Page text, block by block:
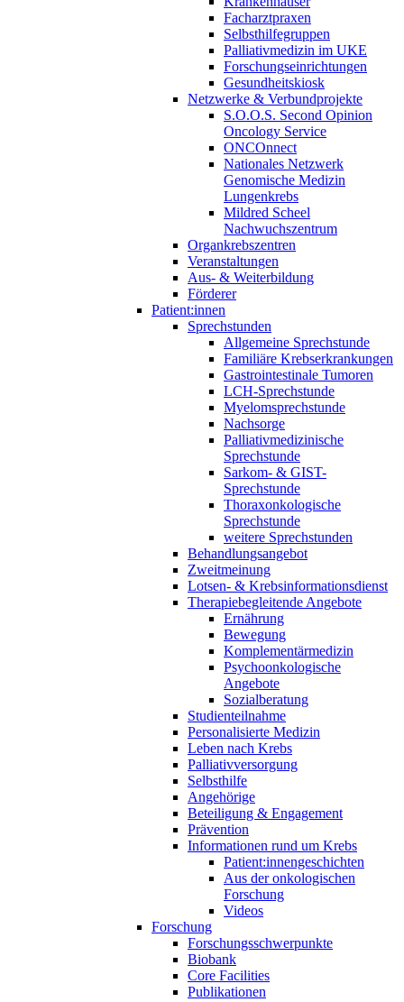
Facharztpraxen
Selbsthilfegruppen
Palliativmedizin im UKE
Forschungseinrichtungen
Gesundheitskiosk
Netzwerke & Verbundprojekte
S.O.O.S. Second Opinion
Oncology Service
ONCOnnect
Nationales Netzwerk
Genomische Medizin
Lungenkrebs
Mildred Scheel
Nachwuchszentrum
Organkrebszentren
Veranstaltungen
Aus- & Weiterbildung
Förderer
Patient:innen
Sprechstunden
Allgemeine Sprechstunde
Familiäre Krebserkrankungen
Gastrointestinale Tumoren
LCH-Sprechstunde
Myelomsprechstunde
Nachsorge
Palliativmedizinische
Sprechstunde
Sarkom- & GIST-
Sprechstunde
Thoraxonkologische
Sprechstunde
weitere Sprechstunden
Behandlungsangebot
Zweitmeinung
Lotsen- & Krebsinformationsdienst
Therapiebegleitende Angebote
Ernährung
Bewegung
Komplementärmedizin
Psychoonkologische
Angebote
Sozialberatung
Studienteilnahme
Personalisierte Medizin
Leben nach Krebs
Palliativversorgung
Selbsthilfe
Angehörige
Beteiligung & Engagement
Prävention
Informationen rund um Krebs
Patient:innengeschichten
Aus der onkologischen
Forschung
Videos
Forschung
Forschungsschwerpunkte
Biobank
Core Facilities
Publikationen